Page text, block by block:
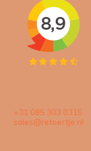
+31 085 303 0315
sales@retoertje.nl